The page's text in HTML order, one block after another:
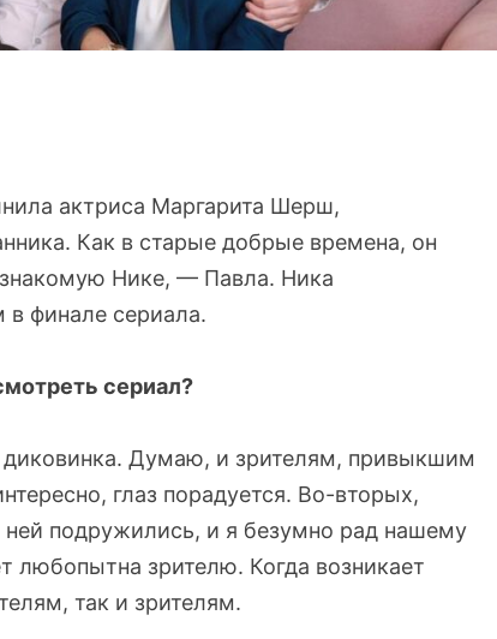
актриса Маргарита Шерш,
Как в старые добрые времена, он
Нике, — Павла. Ника
в финале сериала.
сериал?
Думаю, и зрителям, привыкшим
глаз порадуется. Во-вторых,
подружились, и я безумно рад нашему
любопытна зрителю. Когда возникает
так и зрителям.